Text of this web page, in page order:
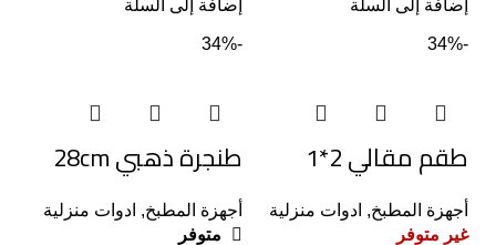
إضافة إلى السلة
إضافة إلى السلة
-34%
طقم مقالي 2*1
أجهزة المطبخ, ادوات منزلية
غير متوفر
-34%
طنجرة ذهبي 28cm
أجهزة المطبخ, ادوات منزلية
متوفر